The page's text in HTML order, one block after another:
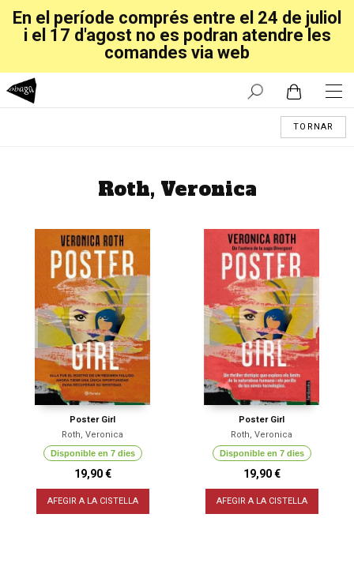
En el període comprés entre el 24 de juliol
i el 17 d'agost no es podran atendre les
comandes via web
TORNAR
Roth, Veronica
Poster Girl
Roth, Veronica
Disponible en 7 dies
19,90 €
AFEGIR A LA CISTELLA
Poster Girl
Roth, Veronica
Disponible en 7 dies
19,90 €
AFEGIR A LA CISTELLA